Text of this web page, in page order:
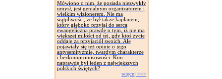
Mówiono o nim, że posiada niezwykły
umysł, jest genialnym organizatorem i
wielkim wizjonerem. Nie ma
wątpliwości, że był także kapłanem,
który głęboko przyjął do serca
ewangeliczną prawdę o tym, iż nie ma
większej miłości od tej, gdy ktoś życie
oddaje za przyjaciół swoich. Ale
pojawiały się też opinie o jego
antysemityzmie, twardym charakterze
i bezkompromisowości. Kim
naprawdę był jeden z największych
polskich świętych?
więcej >>>